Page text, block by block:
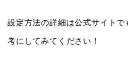
設定方法の詳細は公式サイトで
考にしてみてください！